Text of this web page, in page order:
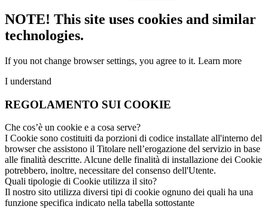
NOTE! This site uses cookies and similar
technologies.
If you not change browser settings, you agree to it. Learn more
I understand
REGOLAMENTO SUI COOKIE
Che cos’è un cookie e a cosa serve?
I Cookie sono costituiti da porzioni di codice installate all'interno del
browser che assistono il Titolare nell’erogazione del servizio in base
alle finalità descritte. Alcune delle finalità di installazione dei Cookie
potrebbero, inoltre, necessitare del consenso dell'Utente.
Quali tipologie di Cookie utilizza il sito?
Il nostro sito utilizza diversi tipi di cookie ognuno dei quali ha una
funzione specifica indicato nella tabella sottostante